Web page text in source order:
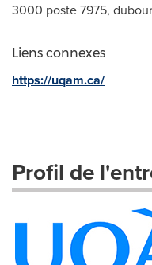
3000 poste 7975,
Liens connexes
https://uqam.ca/
Profil de